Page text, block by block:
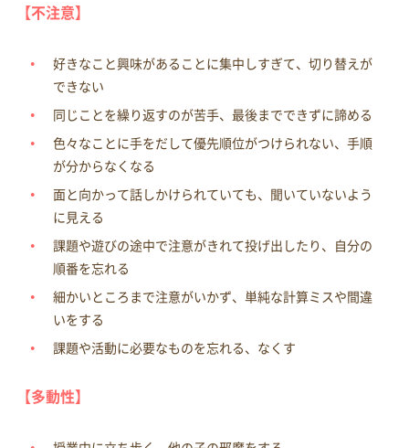
【不注意】
好きなこと興味があることに集中しすぎて、切り替えが
できない
同じことを繰り返すのが苦手、最後までできずに諦める
色々なことに手をだして優先順位がつけられない、手順
が分からなくなる
面と向かって話しかけられていても、聞いていないよう
に見える
課題や遊びの途中で注意がきれて投げ出したり、自分の
順番を忘れる
細かいところまで注意がいかず、単純な計算ミスや間違
いをする
課題や活動に必要なものを忘れる、なくす
【多動性】